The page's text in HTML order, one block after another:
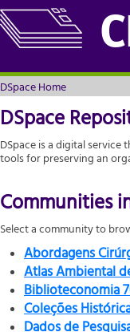
DSpace Home
DSpace Home
DSpace
DSpace is a digital
tools for preserving an
Communities
Select a community to
Abordagens
Atlas Ambiental
Biblioteconomia
Coleções
Dados de